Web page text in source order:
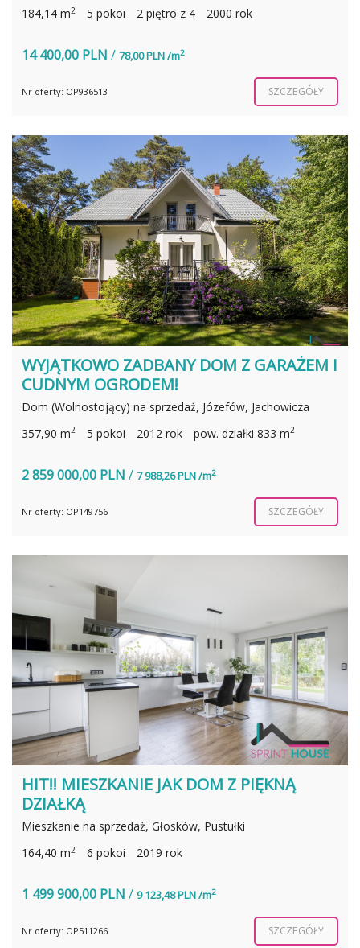
184,14 m2 5 pokoi 2 piętro z 4 2000 rok
14 400,00 PLN / 78,00 PLN /m2
Nr oferty: OP936513 SZCZEGÓŁY
WYJĄTKOWO ZADBANY DOM Z GARAŻEM I
CUDNYM OGRODEM!
Dom (Wolnostojący) na sprzedaż, Józefów, Jachowicza
357,90 m2 5 pokoi 2012 rok pow. działki 833 m2
2 859 000,00 PLN / 7 988,26 PLN /m2
Nr oferty: OP149756 SZCZEGÓŁY
HIT!! MIESZKANIE JAK DOM Z PIĘKNĄ
DZIAŁKĄ
Mieszkanie na sprzedaż, Głosków, Pustułki
164,40 m2 6 pokoi 2019 rok
1 499 900,00 PLN / 9 123,48 PLN /m2
Nr oferty: OP511266 SZCZEGÓŁY